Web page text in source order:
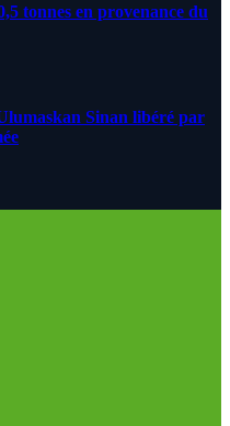
tonnes en provenance du
Sinan libéré par